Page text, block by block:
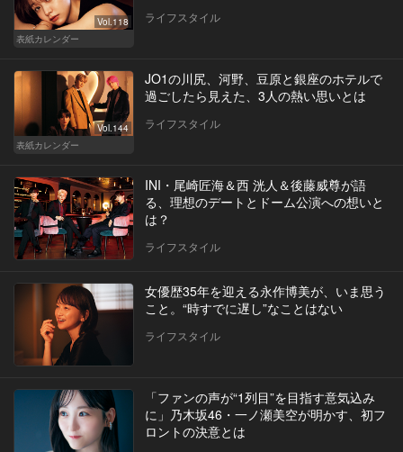
Vol.118
表紙カレンダー
ライフスタイル
Vol.144
表紙カレンダー
JO1の川尻、河野、豆原と銀座のホテルで
過ごしたら見えた、3人の熱い思いとは
ライフスタイル
INI・尾崎匠海＆西 洸人＆後藤威尊が語
る、理想のデートとドーム公演への想いと
は？
ライフスタイル
女優歴35年を迎える永作博美が、いま思う
こと。“時すでに遅し”なことはない
ライフスタイル
「ファンの声が“1列目”を目指す意気込み
に」乃木坂46・一ノ瀬美空が明かす、初フ
ロントの決意とは